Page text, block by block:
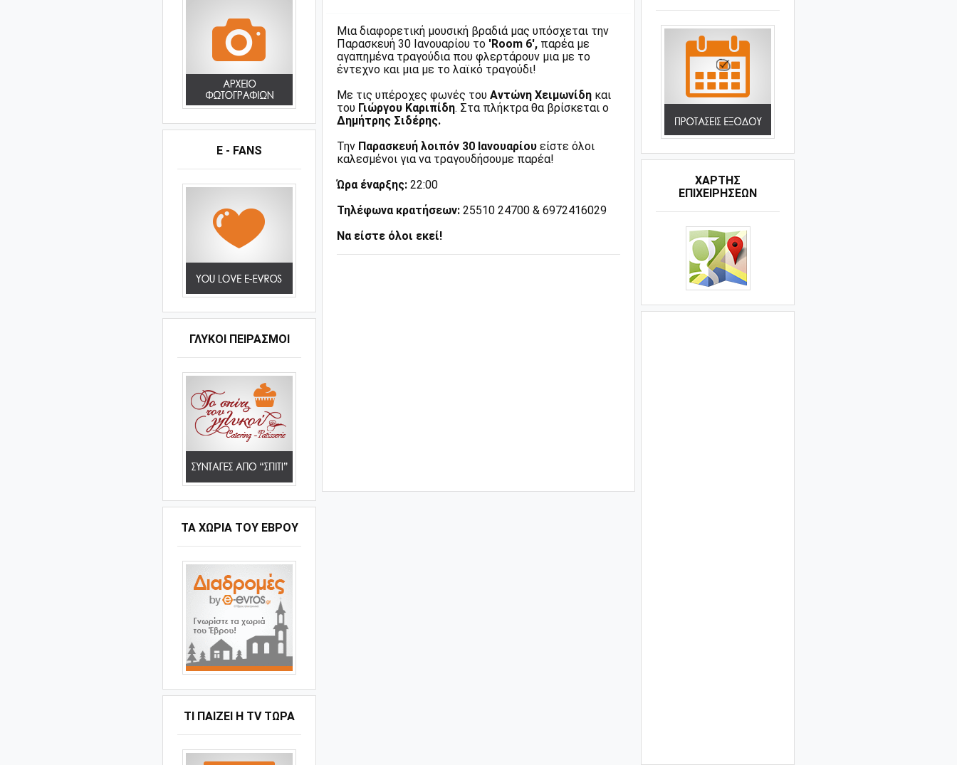
E - FANS
ΓΛΥΚΟΊ ΠΕΙΡΑΣΜΟΊ
ΤΑ ΧΩΡΙΆ ΤΟΥ ΈΒΡΟΥ
ΤΙ ΠΑΊΖΕΙ Η ΤV ΤΏΡΑ
Μια διαφορετική μουσική βραδιά μας υπόσχεται την
Παρασκευή 30 Ιανουαρίου το 'Room 6', παρέα με
αγαπημένα τραγούδια που φλερτάρουν μια με το
έντεχνο και μια με το λαϊκό τραγούδι!
Με τις υπέροχες φωνές του Αντώνη Χειμωνίδη και
του Γιώργου Καριπίδη. Στα πλήκτρα θα βρίσκεται ο
Δημήτρης Σιδέρης.
Την Παρασκευή λοιπόν 30 Ιανουαρίου είστε όλοι
καλεσμένοι για να τραγουδήσουμε παρέα!
Ώρα έναρξης: 22:00
Τηλέφωνα κρατήσεων: 25510 24700 & 6972416029
Να είστε όλοι εκεί!
ΧΑΡΤΗΣ
ΕΠΙΧΕΙΡΗΣΕΩΝ